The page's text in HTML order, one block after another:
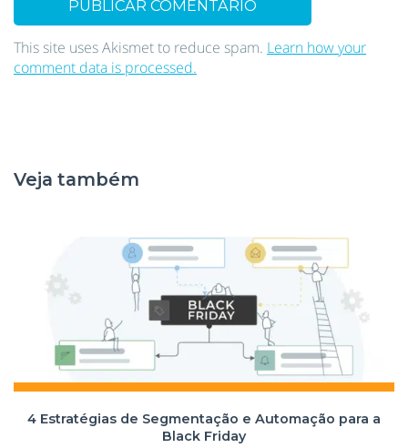
This site uses Akismet to reduce spam. Learn how your
comment data is processed.
Veja também
4 Estratégias de Segmentação e Automação para a
Black Friday